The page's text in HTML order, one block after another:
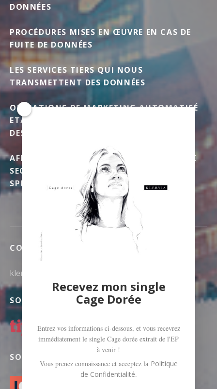
DONNÉES
PROCÉDURES MISES EN ŒUVRE EN CAS DE
FUITE DE DONNÉES
LES SERVICES TIERS QUI NOUS
TRANSMETTENT DES DONNÉES
OPÉRATIONS DE MARKETING AUTOMATISÉ
ET/OU DE PROFILAGE RÉALISÉES À L’AIDE
DES DONNÉES PERSONNELLES
AFFICHAGE DES INFORMATIONS LIÉES AUX
SECTEURS SOUMIS À DES RÉGULATIONS
SPÉCIFIQUES
CONTACT
klerviamusic@gmail.com
SOUTENEZ MA MUSIQUE SUR TIPEEE
SOUTENEZ-MOI SUR PATREON
Recevez mon single
Cage Dorée
Entrez vos informations ci-dessous, et vous recevrez
immédiatement le single Cage dorée extrait de l'EP
à venir !
Vous prenez connaissance et acceptez la Politique
de Confidentialité.